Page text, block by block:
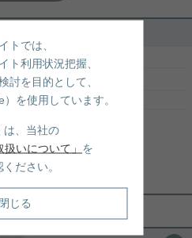
利便性と、大規模再開発がもたらす豊か
建設（株） ・春日駅地下直結のタワーマ
つき、雨の心配なし◎ ・小石川の記憶を
水辺・木植栽が立ち並ぶ散策路 ・建物内に
イル床仕様につき、高級感あふれる仕様◎
ライクな内廊下設計、各階ダストステーシ
・大規模タワーマンションならではの充
用施設 （グランドエントランス、ゲスト
、パーティラウンジ他） ご内覧可能で
お待ちしております。 ◆お電話でのご
ぞ◆ 実用春日ホーム株式会社
茗荷谷店 TEL:０３－６９０２－５０２１
404号室
ンション］ 1LDK （45.09㎡）
円
京区白山１丁目3-1
線 「 白山」駅 徒歩9分
戸線「春日」駅 徒歩7分
線利用可能な好立地☆
トでは、
ト利用状況把握、
討を目的として、
を使用しています。
は、当社の
扱いについて」 を
ください。
閉じる